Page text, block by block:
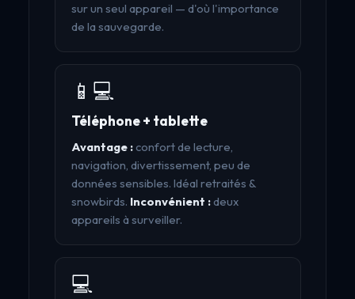
sur un seul appareil — d'où l'importance
de la sauvegarde.
📱💻
Téléphone + tablette
Avantage :confort de lecture,
navigation, divertissement, peu de
données sensibles. Idéal retraités &
snowbirds. Inconvénient :deux
appareils à surveiller.
💻